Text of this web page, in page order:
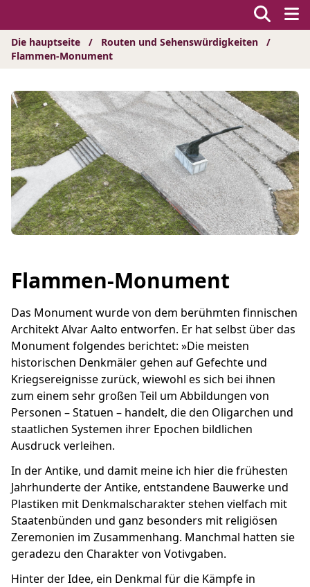
Die hauptseite / Routen und Sehenswürdigkeiten
/
Flammen-Monument
Flammen-Monument
Das Monument wurde von dem berühmten finnischen
Architekt Alvar Aalto entworfen. Er hat selbst über das
Monument folgendes berichtet: »Die meisten
historischen Denkmäler gehen auf Gefechte und
Kriegsereignisse zurück, wiewohl es sich bei ihnen
zum einem sehr großen Teil um Abbildungen von
Personen – Statuen – handelt, die den Oligarchen und
staatlichen Systemen ihrer Epochen bildlichen
Ausdruck verleihen.
In der Antike, und damit meine ich hier die frühesten
Jahrhunderte der Antike, entstandene Bauwerke und
Plastiken mit Denkmalscharakter stehen vielfach mit
Staatenbünden und ganz besonders mit religiösen
Zeremonien im Zusammenhang. Manchmal hatten sie
geradezu den Charakter von Votivgaben.
Hinter der Idee, ein Denkmal für die Kämpfe in